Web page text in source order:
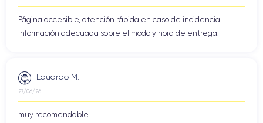
Página accesible, atención rápida en caso de incidencia,
información adecuada sobre el modo y hora de entrega.
Eduardo M.
27/06/26
muy recomendable